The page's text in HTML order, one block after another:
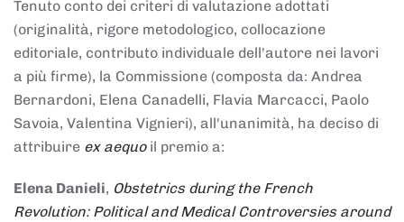
Tenuto conto dei criteri di valutazione adottati
(originalità, rigore metodologico, collocazione
editoriale, contributo individuale dell'autore nei lavori
a più firme), la Commissione (composta da: Andrea
Bernardoni, Elena Canadelli, Flavia Marcacci, Paolo
Savoia, Valentina Vignieri), all'unanimità, ha deciso di
attribuire ex aequoil premio a:
Elena Danieli, Obstetrics during the French
Revolution: Political and Medical Controversies around